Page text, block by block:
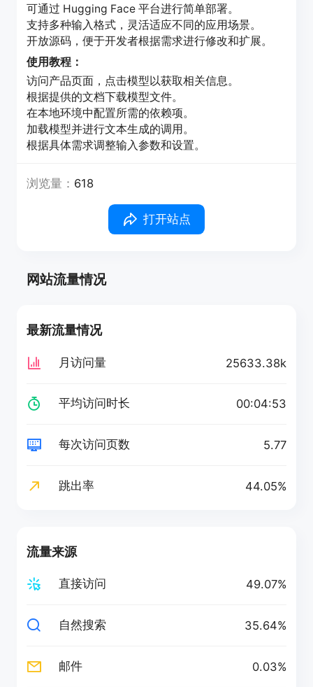
可通过 Hugging Face 平台进行简单部署。
支持多种输入格式，灵活适应不同的应用场景。
开放源码，便于开发者根据需求进行修改和扩展。
使用教程：
访问产品页面，点击模型以获取相关信息。
根据提供的文档下载模型文件。
在本地环境中配置所需的依赖项。
加载模型并进行文本生成的调用。
根据具体需求调整输入参数和设置。
浏览量： 618
打开站点
网站流量情况
最新流量情况
月访问量 25633.38k
平均访问时长 00:04:53
每次访问页数 5.77
跳出率 44.05%
流量来源
直接访问 49.07%
自然搜索 35.64%
邮件 0.03%